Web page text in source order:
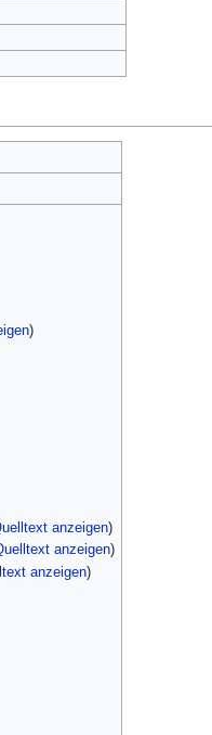
)
anzeigen)
anzeigen)
anzeigen)